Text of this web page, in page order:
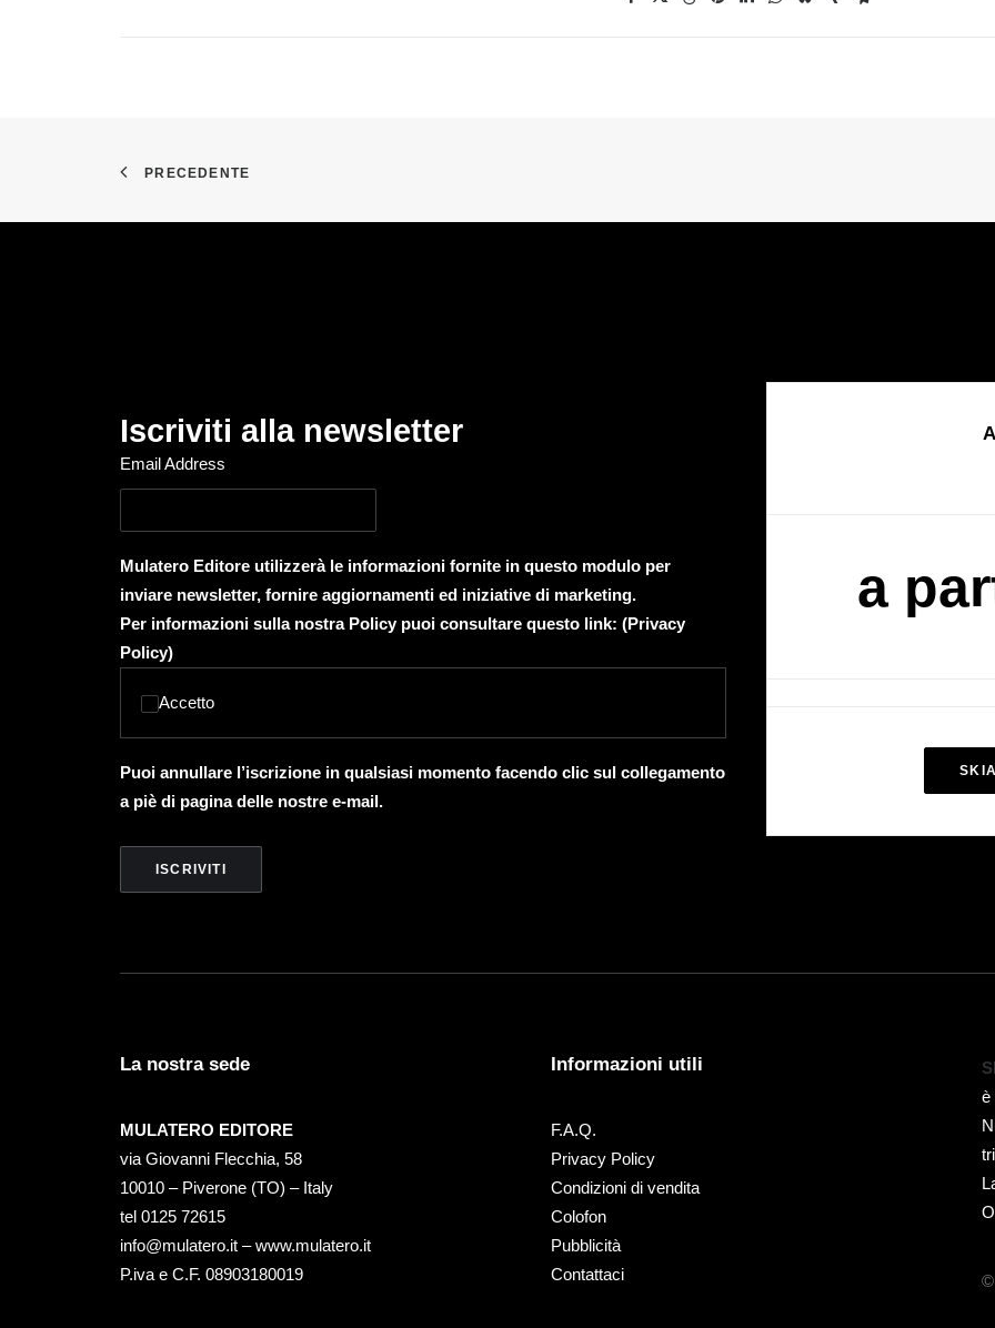
PRECEDENTE
Iscriviti alla newsletter
Email Address
Mulatero Editore utilizzerà le informazioni fornite in questo modulo per
inviare newsletter, fornire aggiornamenti ed iniziative di marketing.
Per informazioni sulla nostra Policy puoi consultare questo link: (Privacy
Policy)
Accetto
Puoi annullare l’iscrizione in qualsiasi momento facendo clic sul collegamento
a piè di pagina delle nostre e-mail.
a
La nostra sede
MULATERO EDITORE
via Giovanni Flecchia, 58
10010 – Piverone (TO) – Italy
tel ‭0125 72615‬
info@mulatero.it –www.mulatero.it
P.iva e C.F. 08903180019
Informazioni utili
F.A.Q.
Privacy Policy
Condizioni di vendita
Colofon
Pubblicità
Contattaci
è
©